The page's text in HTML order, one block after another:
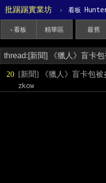
批踢踢實業坊 › 看板
‹ 看板 精華區 最舊
20 [新聞] 《獵人》盲卡包
zkow